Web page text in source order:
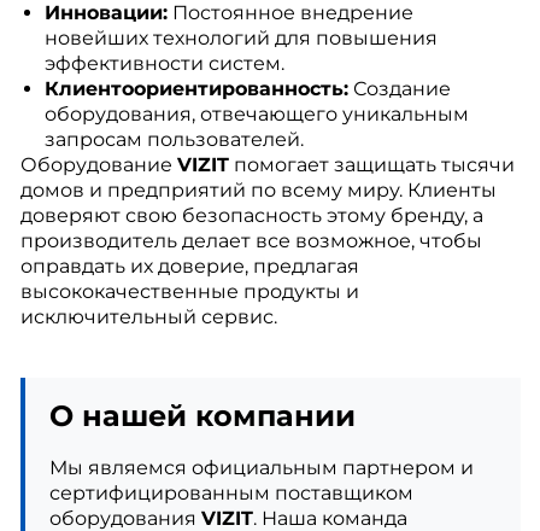
Инновации:Постоянное внедрение
новейших технологий для повышения
эффективности систем.
Клиентоориентированность:Создание
оборудования, отвечающего уникальным
запросам пользователей.
Оборудование VIZITпомогает защищать тысячи
домов и предприятий по всему миру. Клиенты
доверяют свою безопасность этому бренду, а
производитель делает все возможное, чтобы
оправдать их доверие, предлагая
высококачественные продукты и
исключительный сервис.
О нашей компании
Мы являемся официальным партнером и
сертифицированным поставщиком
оборудования VIZIT. Наша команда